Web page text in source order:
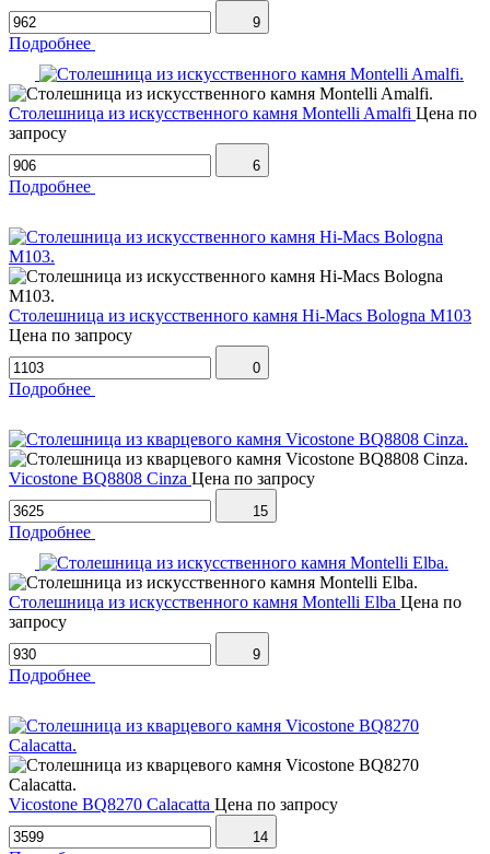
9
Подробнее
Столешница из искусственного камня Montelli Amalfi Цена по
запросу
6
Подробнее
Столешница из искусственного камня Hi-Macs Bologna M103
Цена по запросу
0
Подробнее
Vicostone BQ8808 Cinza Цена по запросу
15
Подробнее
Столешница из искусственного камня Montelli Elba Цена по
запросу
9
Подробнее
Vicostone BQ8270 Calacatta Цена по запросу
14